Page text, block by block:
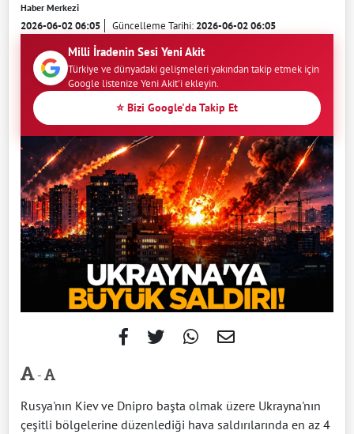
Haber Merkezi
2026-06-02 06:05 Güncelleme Tarihi:2026-06-02 06:05
Milli İradenin Sesi Yeni Akit
Türkiye ve dünyadaki gelişmeleri yakından takip etmek için
Google listenize Yeni Akit'i ekleyin.
⭐ Bizi Google'da Takip Et
-
Rusya'nın Kiev ve Dnipro başta olmak üzere Ukrayna'nın
çeşitli bölgelerine düzenlediği hava saldırılarında en az 4